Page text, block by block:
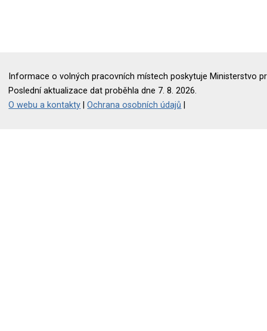
Informace o volných pracovních místech poskytuje Ministerstvo
Poslední aktualizace dat proběhla dne 7. 8. 2026.
O webu a kontakty |Ochrana osobních údajů